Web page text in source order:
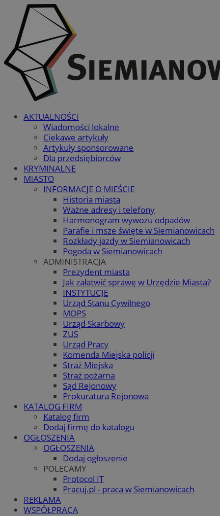
AKTUALNOŚCI
Wiadomości lokalne
Ciekawe artykuły
Artykuły sponsorowane
Dla przedsiębiorców
KRYMINALNE
MIASTO
INFORMACJE O MIEŚCIE
Historia miasta
Ważne adresy i telefony
Harmonogram wywozu odpadów
Parafie i msze święte w Siemianowicach
Rozkłady jazdy w Siemianowicach
Pogoda w Siemianowicach
ADMINISTRACJA
Prezydent miasta
Jak załatwić sprawę w Urzędzie Miasta?
INSTYTUCJE
Urząd Stanu Cywilnego
MOPS
Urząd Skarbowy
ZUS
Urząd Pracy
Komenda Miejska policji
Straż Miejska
Straż pożarna
Sąd Rejonowy
Prokuratura Rejonowa
KATALOG FIRM
Katalog firm
Dodaj firmę do katalogu
OGŁOSZENIA
OGŁOSZENIA
Dodaj ogłoszenie
POLECAMY
Protocol IT
Pracuj.pl - praca w Siemianowicach
REKLAMA
WSPÓŁPRACA